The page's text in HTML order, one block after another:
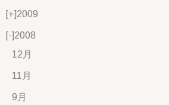
[+]2009
[-]2008
12月
11月
9月